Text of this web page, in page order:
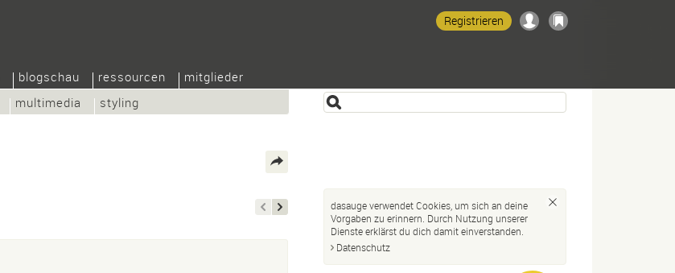
multimedia styling
blogschau ressourcen mitglieder
Registrieren
dasauge verwendet Cookies, um sich an deine
Vorgaben zu erinnern. Durch Nutzung unserer
Dienste erklärst du dich damit einverstanden.
Datenschutz